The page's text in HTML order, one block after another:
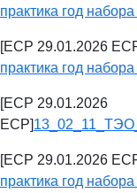
практика год
[ECP 29.01.2026
практика год
[ECP 29.01.2026
ECP]
[ECP 29.01.2026
практика год